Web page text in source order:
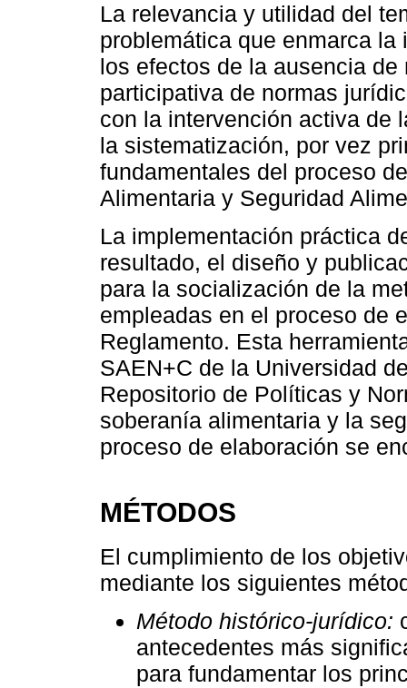
La relevancia y utilidad del
problemática que enmarca
los efectos de la ausencia
participativa de normas
con la intervención activa de
la sistematización, por vez
fundamentales del proceso
Alimentaria y Seguridad
La implementación práctica
resultado, el diseño y
para la socialización de la
empleadas en el proceso de
Reglamento. Esta
SAEN+C de la Universidad
Repositorio de Políticas y
soberanía alimentaria y la
proceso de elaboración se
MÉTODOS
El cumplimiento de los
mediante los siguientes
Método histórico-jurídico:
antecedentes más
para fundamentar los